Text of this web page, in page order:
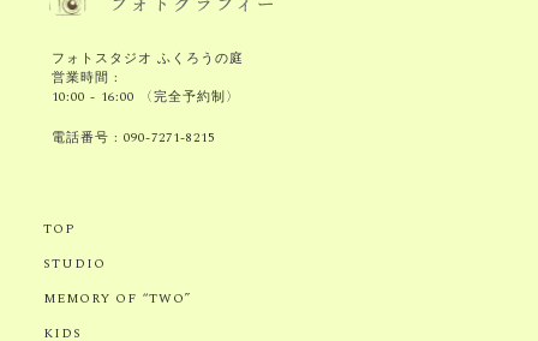
フォトスタジオ ふくろうの庭
営業時間 :
10:00 - 16:00 〈完全予約制〉
電話番号 :090-7271-8215
TOP
STUDIO
MEMORY OF “TWO”
KIDS